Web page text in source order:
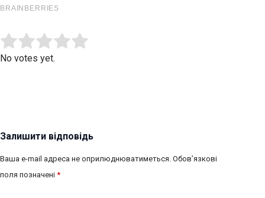
Rate this item:
No votes yet.
Залишити відповідь
Ваша e-mail адреса не оприлюднюватиметься. Обов’язкові
поля позначені *